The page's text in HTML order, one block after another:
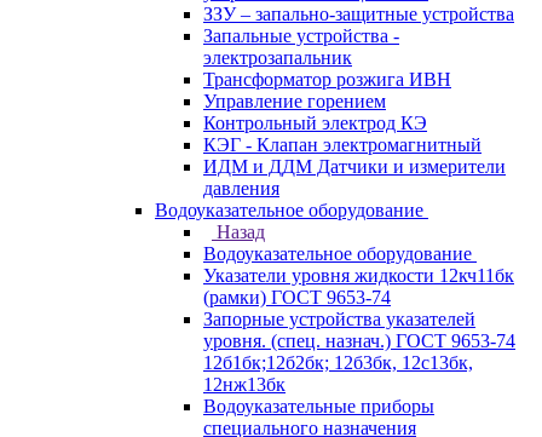
ЗЗУ – запально-защитные устройства
Запальные устройства -
электрозапальник
Трансформатор розжига ИВН
Управление горением
Контрольный электрод КЭ
КЭГ - Клапан электромагнитный
ИДМ и ДДМ Датчики и измерители
давления
Водоуказательное оборудование
Назад
Водоуказательное оборудование
Указатели уровня жидкости 12кч11бк
(рамки) ГОСТ 9653-74
Запорные устройства указателей
уровня. (спец. назнач.) ГОСТ 9653-74
12б1бк;12б2бк; 12б3бк, 12с13бк,
12нж13бк
Водоуказательные приборы
специального назначения